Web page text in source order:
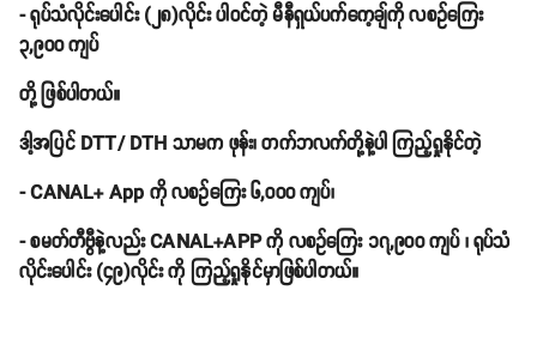
- ရုပ်သံလိုင်းပေါင်း (၂၈)လိုင်း ပါဝင်တဲ့ မီနီရှယ်ပက်ကေ့ချ်ကို လစဥ်ကြေး
၃,၉၀၀ ကျပ်
တို့ ဖြစ်ပါတယ်။
ဒါ့အပြင် DTT/ DTH သာမက ဖုန်း၊ တက်ဘလက်တို့နဲ့ပါ ကြည့်ရှုနိုင်တဲ့
- CANAL+ App ကို လစဥ်ကြေး ၆,၀၀၀ ကျပ်၊
- စမတ်တီဗွီနဲ့လည်း CANAL+APP ကို လစဥ်ကြေး ၁၇,၉၀၀ ကျပ် ၊ ရုပ်သံ
လိုင်းပေါင်း (၄၉)လိုင်း ကို ကြည့်ရှုနိုင်မှာဖြစ်ပါတယ်။